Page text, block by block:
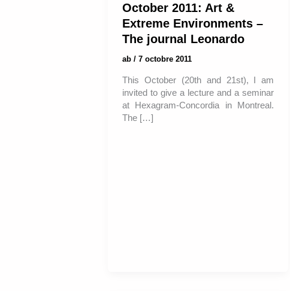
October 2011: Art &
Extreme Environments –
The journal Leonardo
ab / 7 octobre 2011
This October (20th and 21st), I am
invited to give a lecture and a seminar
at Hexagram-Concordia in Montreal.
The […]